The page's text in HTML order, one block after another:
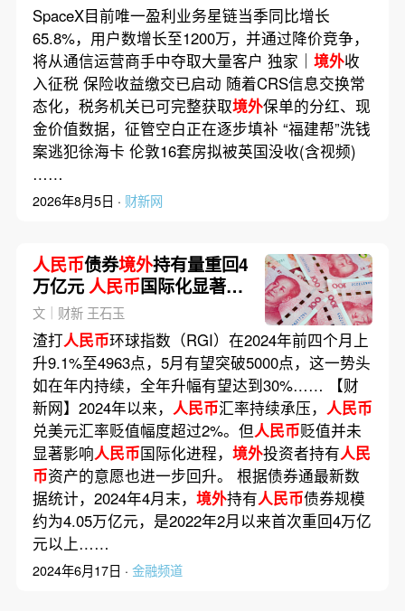
SpaceX目前唯一盈利业务星链当季同比增长
65.8%，用户数增长至1200万，并通过降价竞争，
将从通信运营商手中夺取大量客户 独家｜ 境外收
入征税 保险收益缴交已启动 随着CRS信息交换常
态化，税务机关已可完整获取境外保单的分红、现
金价值数据，征管空白正在逐步填补 “福建帮”洗钱
案逃犯徐海卡 伦敦16套房拟被英国没收(含视频)
……
2026年8月5日 · 财新网
人民币债券境外持有量重回4
万亿元人民币国际化显著提
速
文｜财新 王石玉
渣打人民币环球指数（RGI）在2024年前四个月上
升9.1%至4963点，5月有望突破5000点，这一势头
如在年内持续，全年升幅有望达到30%…… 【财
新网】2024年以来， 人民币汇率持续承压， 人民币
兑美元汇率贬值幅度超过2%。但人民币贬值并未
显著影响人民币国际化进程， 境外投资者持有人民
币资产的意愿也进一步回升。 根据债券通最新数
据统计，2024年4月末， 境外持有人民币债券规模
约为4.05万亿元，是2022年2月以来首次重回4万亿
元以上……
2024年6月17日 · 金融频道